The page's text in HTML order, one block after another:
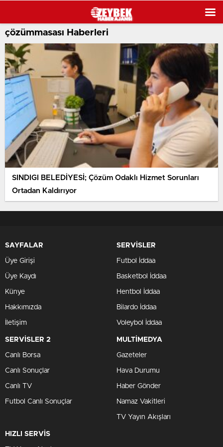
çözümmasası Haberleri
SINDIGI BELEDİYESİ; Çözüm Odaklı Hizmet Sorunları
Ortadan Kaldırıyor
SAYFALAR
Üye Girişi
Üye Kaydı
Künye
Hakkımızda
İletişim
SERVİSLER
Futbol İddaa
Basketbol İddaa
Hentbol İddaa
Bilardo İddaa
Voleybol İddaa
SERVİSLER 2
Canlı Borsa
Canlı Sonuçlar
Canlı TV
Futbol Canlı Sonuçlar
MULTİMEDYA
Gazeteler
Hava Durumu
Haber Gönder
Namaz Vakitleri
TV Yayın Akışları
HIZLI SERVİS